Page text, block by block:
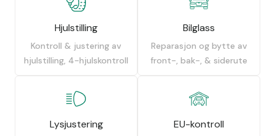
Hjulstilling
Kontroll & justering av
hjulstilling, 4-hjulskontroll
Bilglass
Reparasjon og bytte av
front-, bak-, & siderute
Lysjustering EU-kontroll